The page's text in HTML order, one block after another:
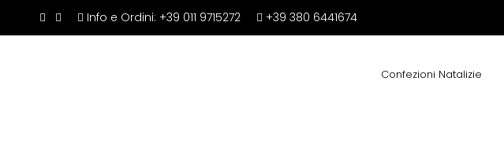
Info e Ordini: +39 011 9715272 +39 380 6441674
Confezioni Natalizie